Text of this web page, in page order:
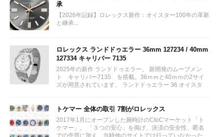
承
【2026年記録】ロレックス新作：オイスター100年の革新
と継承...
ロレックス ランドドゥエラー 36mm 127234 / 40mm
127334 キャリバー 7135
2025年の新作 ランドドゥエラー。 新開発のムーブメン
ト キャリバー7135 を搭載。36ｍｍと40ｍｍの2サイ
ズが用意されています。 ランドドゥエラー 36 オイスタ
トケマー 全体の取引 7割がロレックス
2017年1月にオープンした腕時計のCtoCマーケット「ト
ケマー」。 「３つの安心」を掲げ、決済の安全性、匿名
での売買に加え、当時他のサイトでは行っていなかった